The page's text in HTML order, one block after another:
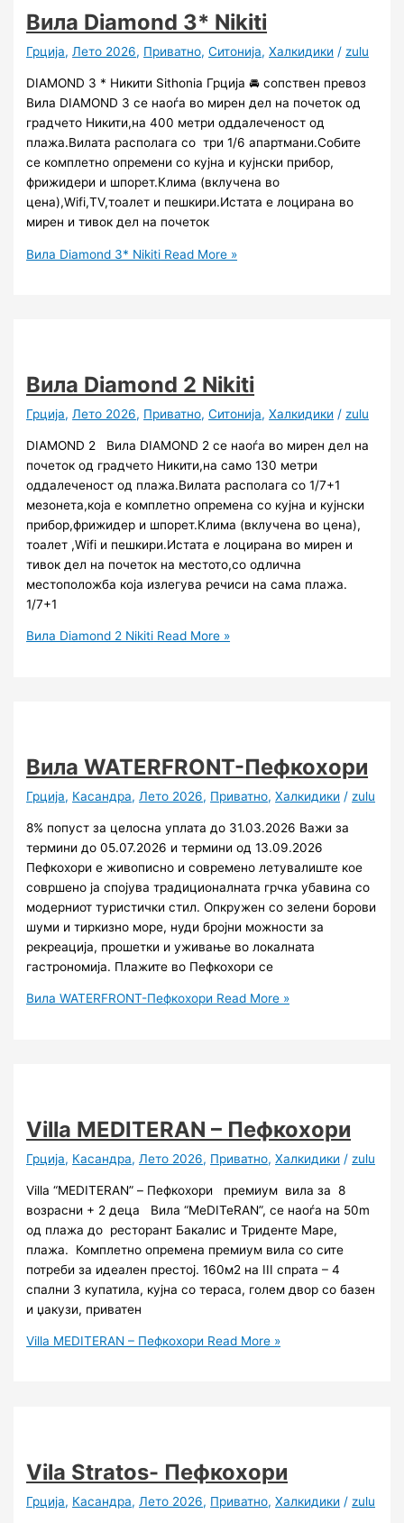
Вила Diamond 3* Nikiti
Грција, Лето 2026, Приватно,Ситонија,Халкидики / zulu
DIAMOND 3 * Никити Sithonia Грција 🚘 сопствен превоз
Вила DIAMOND 3 се наоѓа во мирен дел на почеток од
градчето Никити,на 400 метри оддалеченост од
плажа.Вилата располага со три 1/6 апартмани.Собите
се комплетно опремени со кујна и кујнски прибор,
фрижидери и шпорет.Клима (вклучена во
цена),Wifi,TV,тоалет и пешкири.Истата е лоцирана во
мирен и тивок дел на почеток
Вила Diamond 3* Nikiti Read More »
Вила Diamond 2 Nikiti
Грција, Лето 2026, Приватно,Ситонија,Халкидики / zulu
DIAMOND 2 Вила DIAMOND 2 се наоѓа во мирен дел на
почеток од градчето Никити,на само 130 метри
оддалеченост од плажа.Вилата располага со 1/7+1
мезонета,која е комплетно опременa со кујна и кујнски
прибор,фрижидер и шпорет.Клима (вклучена во цена),
тоалет ,Wifi и пешкири.Истата е лоцирана во мирен и
тивок дел на почеток на местото,со одлична
местоположба која излегува речиси на сама плажа.
1/7+1
Вила Diamond 2 Nikiti Read More »
Вила WATERFRONT-Пефкохори
Грција, Касандра, Лето 2026, Приватно,Халкидики / zulu
8% попуст за целосна уплата до 31.03.2026 Важи за
термини до 05.07.2026 и термини од 13.09.2026
Пефкохори е живописно и современо летувалиште кое
совршено ја спојува традиционалната грчка убавина со
модерниот туристички стил. Опкружен со зелени борови
шуми и тиркизно море, нуди бројни можности за
рекреација, прошетки и уживање во локалната
гастрономија. Плажите во Пефкохори се
Вила WATERFRONT-Пефкохори Read More »
Villa MEDITERAN – Пефкохори
Грција, Касандра, Лето 2026, Приватно,Халкидики / zulu
Villa “MEDITERAN” – Пефкохори премиум вила за 8
возрасни + 2 деца Вила “MeDITeRAN”, се наоѓа на 50m
од плажа до ресторант Бакалис и Триденте Маре,
плажа. Комплетно опремена премиум вила со сите
потреби за идеален престој. 160м2 на III спрата – 4
спални 3 купатила, кујна со тераса, голем двор со базен
и џакузи, приватен
Villa MEDITERAN – Пефкохори Read More »
Vila Stratos- Пефкохори
Грција, Касандра, Лето 2026, Приватно,Халкидики / zulu